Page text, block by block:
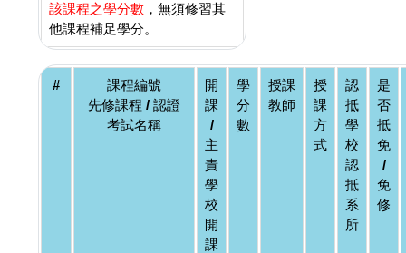
該課程之學分數 ，無須修習其
他課程補足學分。
#
課程編號
先修課程 / 認證
考試名稱
開
課
/
主
責
學
校
開
課
學
分
數
授課
教師
授
課
方
式
認
抵
學
校
認
抵
系
所
是
否
抵
免
/
免
修